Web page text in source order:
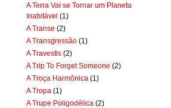
A Terra Vai se Tornar um Planeta
Inabitável (1)
A Transe (2)
A Transgressão (1)
A Travestis (2)
A Trip To Forget Someone (2)
A Troça Harmônica (1)
A Tropa (1)
A Trupe Poligodélica (2)